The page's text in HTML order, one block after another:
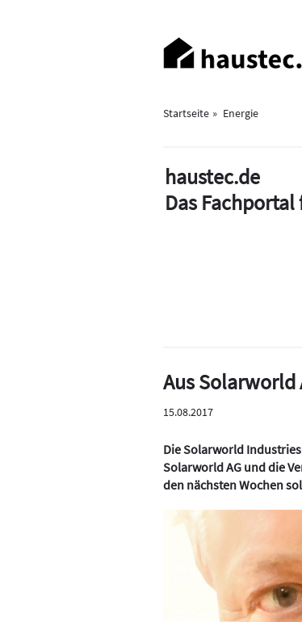
Haupt-
Navigation
Startseite
Energie
haustec.de
Das
Aus
15.08.2017
Die Solarworld
Solarworld AG und die
den nächsten Wochen